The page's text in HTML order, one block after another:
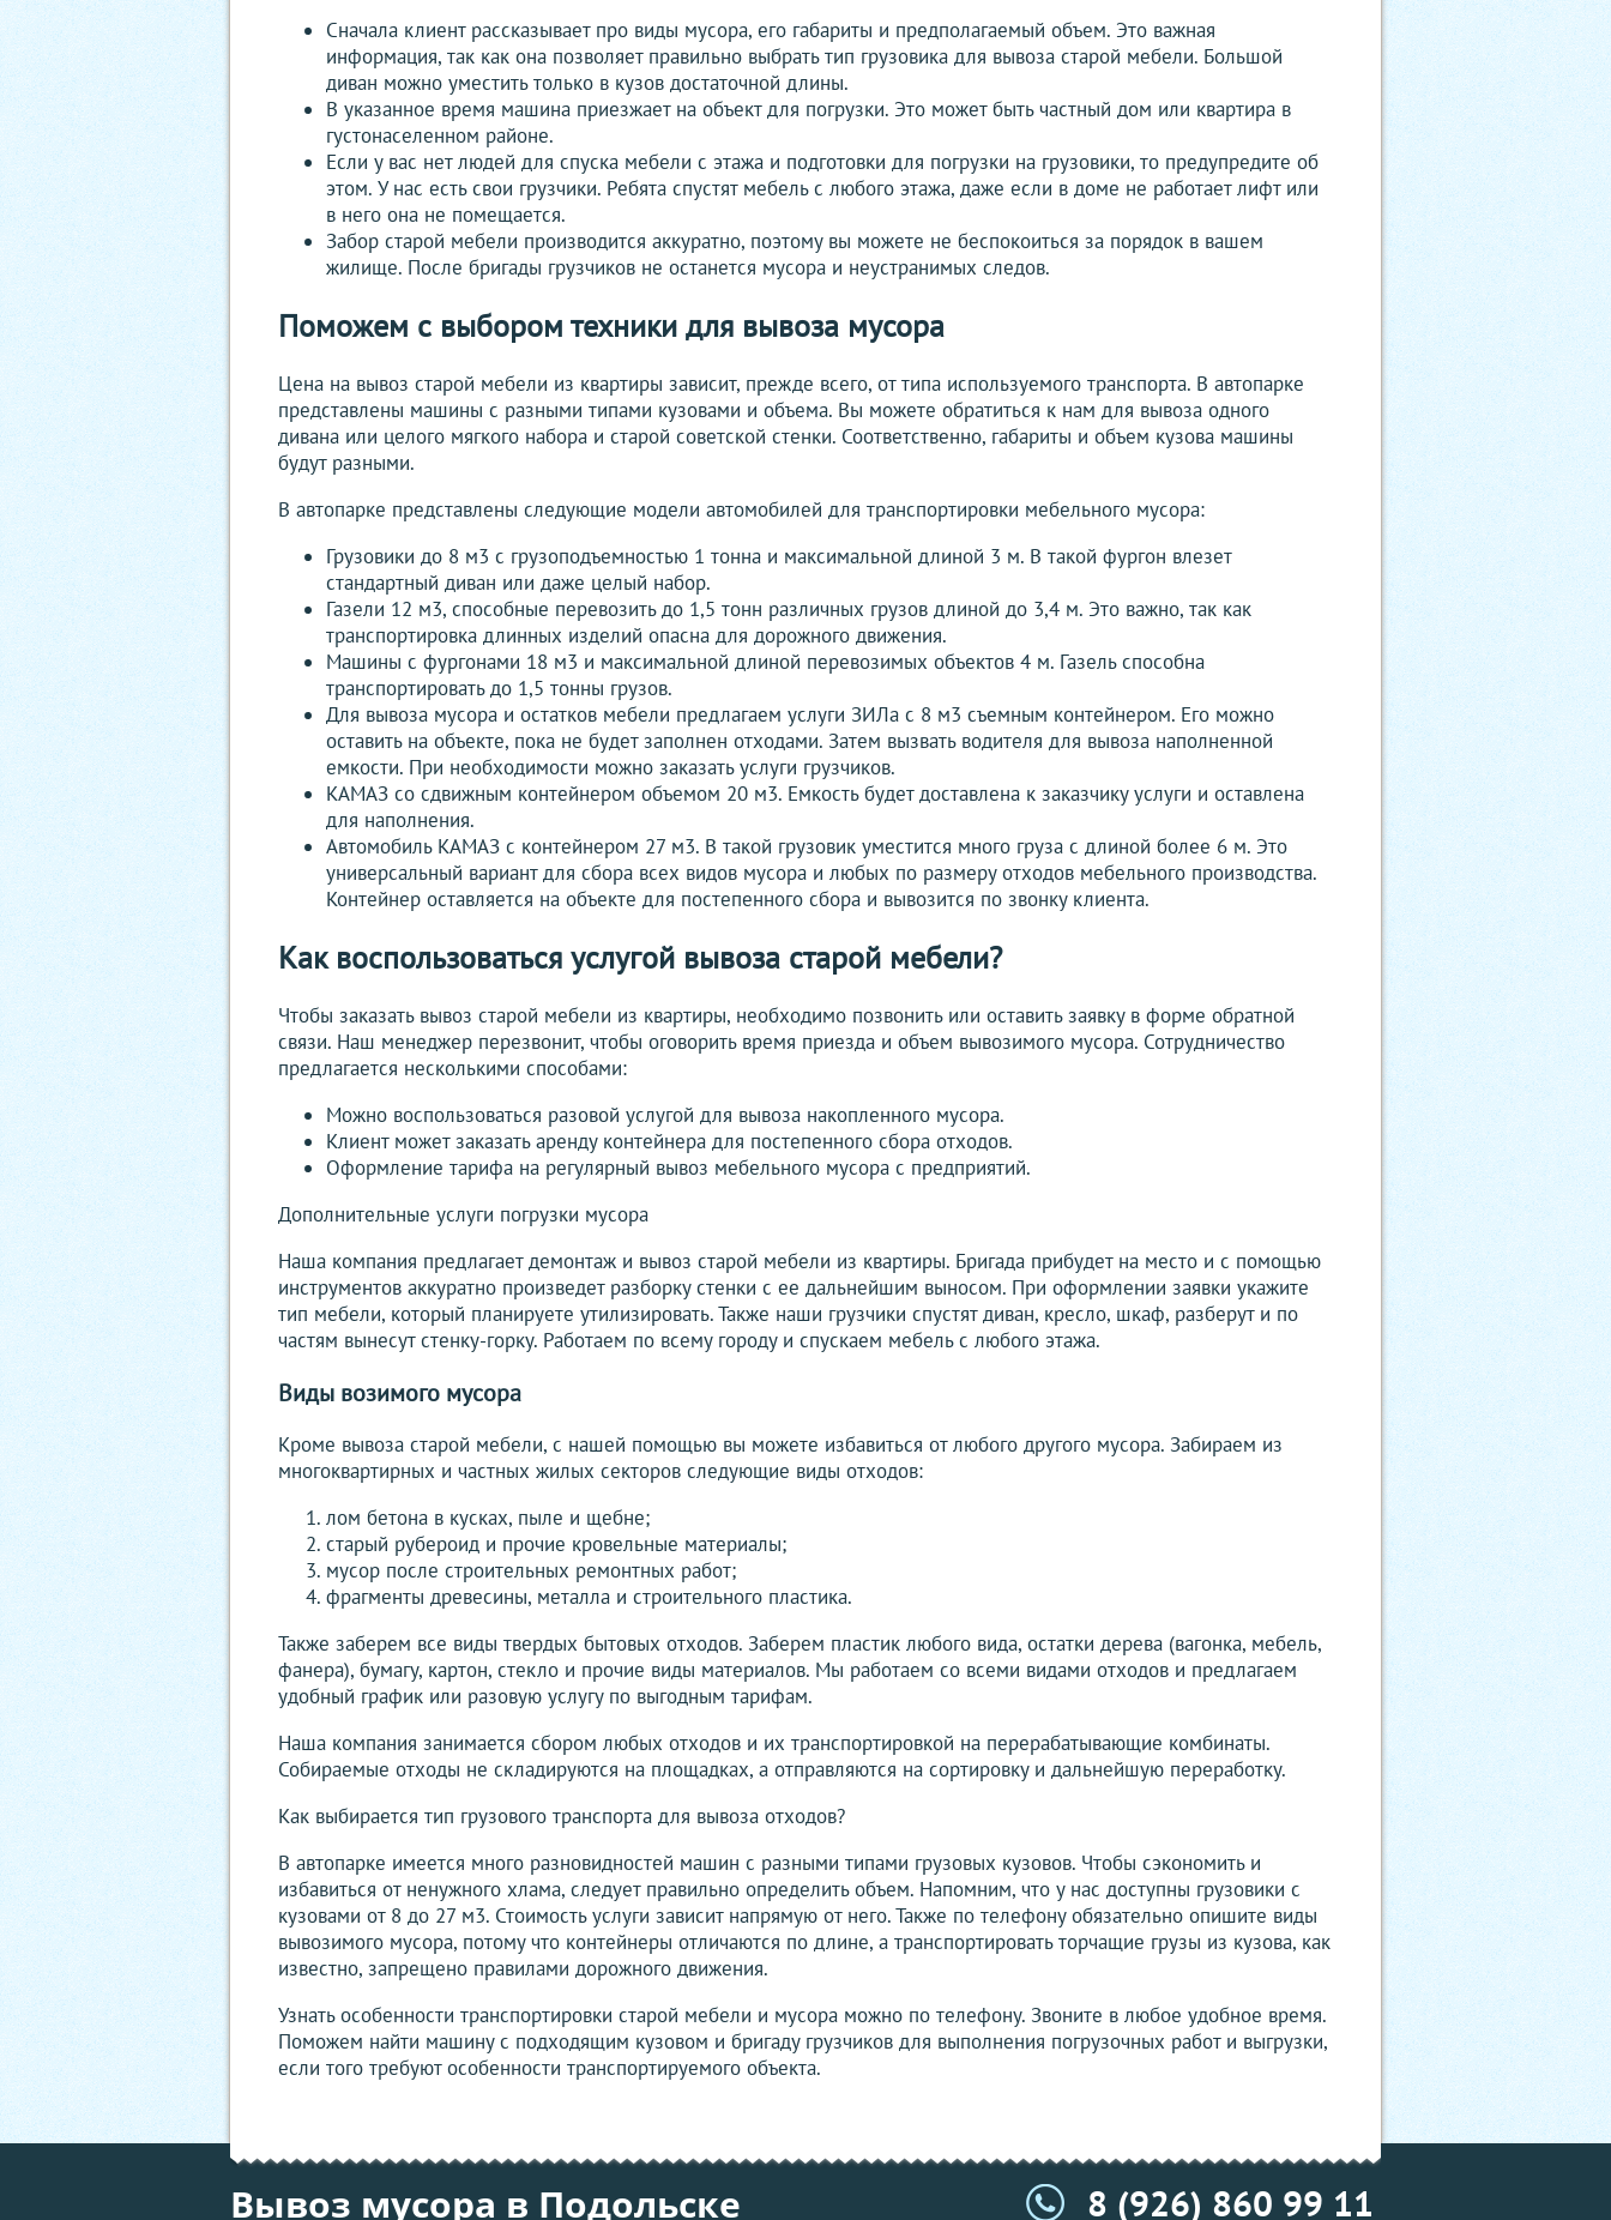
Сначала клиент рассказывает про виды мусора, его габариты и предполагаемый объем. Это важная
информация, так как она позволяет правильно выбрать тип грузовика для вывоза старой мебели. Большой
диван можно уместить только в кузов достаточной длины.
В указанное время машина приезжает на объект для погрузки. Это может быть частный дом или квартира в
густонаселенном районе.
Если у вас нет людей для спуска мебели с этажа и подготовки для погрузки на грузовики, то предупредите об
этом. У нас есть свои грузчики. Ребята спустят мебель с любого этажа, даже если в доме не работает лифт или
в него она не помещается.
Забор старой мебели производится аккуратно, поэтому вы можете не беспокоиться за порядок в вашем
жилище. После бригады грузчиков не останется мусора и неустранимых следов.
Поможем с выбором техники для вывоза мусора
Цена на вывоз старой мебели из квартиры зависит, прежде всего, от типа используемого транспорта. В автопарке
представлены машины с разными типами кузовами и объема. Вы можете обратиться к нам для вывоза одного
дивана или целого мягкого набора и старой советской стенки. Соответственно, габариты и объем кузова машины
будут разными.
В автопарке представлены следующие модели автомобилей для транспортировки мебельного мусора:
Грузовики до 8 м3 с грузоподъемностью 1 тонна и максимальной длиной 3 м. В такой фургон влезет
стандартный диван или даже целый набор.
Газели 12 м3, способные перевозить до 1,5 тонн различных грузов длиной до 3,4 м. Это важно, так как
транспортировка длинных изделий опасна для дорожного движения.
Машины с фургонами 18 м3 и максимальной длиной перевозимых объектов 4 м. Газель способна
транспортировать до 1,5 тонны грузов.
Для вывоза мусора и остатков мебели предлагаем услуги ЗИЛа с 8 м3 съемным контейнером. Его можно
оставить на объекте, пока не будет заполнен отходами. Затем вызвать водителя для вывоза наполненной
емкости. При необходимости можно заказать услуги грузчиков.
КАМАЗ со сдвижным контейнером объемом 20 м3. Емкость будет доставлена к заказчику услуги и оставлена
для наполнения.
Автомобиль КАМАЗ с контейнером 27 м3. В такой грузовик уместится много груза с длиной более 6 м. Это
универсальный вариант для сбора всех видов мусора и любых по размеру отходов мебельного производства.
Контейнер оставляется на объекте для постепенного сбора и вывозится по звонку клиента.
Как воспользоваться услугой вывоза старой мебели?
Чтобы заказать вывоз старой мебели из квартиры, необходимо позвонить или оставить заявку в форме обратной
связи. Наш менеджер перезвонит, чтобы оговорить время приезда и объем вывозимого мусора. Сотрудничество
предлагается несколькими способами:
Можно воспользоваться разовой услугой для вывоза накопленного мусора.
Клиент может заказать аренду контейнера для постепенного сбора отходов.
Оформление тарифа на регулярный вывоз мебельного мусора с предприятий.
Дополнительные услуги погрузки мусора
Наша компания предлагает демонтаж и вывоз старой мебели из квартиры. Бригада прибудет на место и с помощью
инструментов аккуратно произведет разборку стенки с ее дальнейшим выносом. При оформлении заявки укажите
тип мебели, который планируете утилизировать. Также наши грузчики спустят диван, кресло, шкаф, разберут и по
частям вынесут стенку-горку. Работаем по всему городу и спускаем мебель с любого этажа.
Виды возимого мусора
Кроме вывоза старой мебели, с нашей помощью вы можете избавиться от любого другого мусора. Забираем из
многоквартирных и частных жилых секторов следующие виды отходов:
лом бетона в кусках, пыле и щебне;
старый рубероид и прочие кровельные материалы;
мусор после строительных ремонтных работ;
фрагменты древесины, металла и строительного пластика.
Также заберем все виды твердых бытовых отходов. Заберем пластик любого вида, остатки дерева (вагонка, мебель,
фанера), бумагу, картон, стекло и прочие виды материалов. Мы работаем со всеми видами отходов и предлагаем
удобный график или разовую услугу по выгодным тарифам.
Наша компания занимается сбором любых отходов и их транспортировкой на перерабатывающие комбинаты.
Собираемые отходы не складируются на площадках, а отправляются на сортировку и дальнейшую переработку.
Как выбирается тип грузового транспорта для вывоза отходов?
В автопарке имеется много разновидностей машин с разными типами грузовых кузовов. Чтобы сэкономить и
избавиться от ненужного хлама, следует правильно определить объем. Напомним, что у нас доступны грузовики с
кузовами от 8 до 27 м3. Стоимость услуги зависит напрямую от него. Также по телефону обязательно опишите виды
вывозимого мусора, потому что контейнеры отличаются по длине, а транспортировать торчащие грузы из кузова, как
известно, запрещено правилами дорожного движения.
Узнать особенности транспортировки старой мебели и мусора можно по телефону. Звоните в любое удобное время.
Поможем найти машину с подходящим кузовом и бригаду грузчиков для выполнения погрузочных работ и выгрузки,
если того требуют особенности транспортируемого объекта.
Вывоз мусора в Подольске 8 (926) 860 99 11